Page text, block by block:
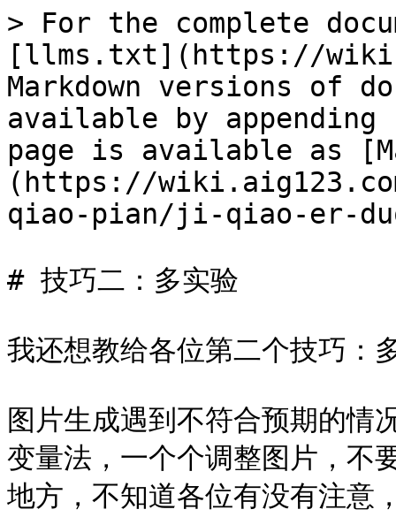
> For the complete
[llms.txt](https://
Markdown versions of
available by
page is available as
(https://
qiao-pian/ji-qiao-er-
# 技巧二：多实验
我还想教给各位第二个技巧：
图片生成遇到不符合预期的情
变量法，一个个调整图片，
地方，不知道各位有没有注